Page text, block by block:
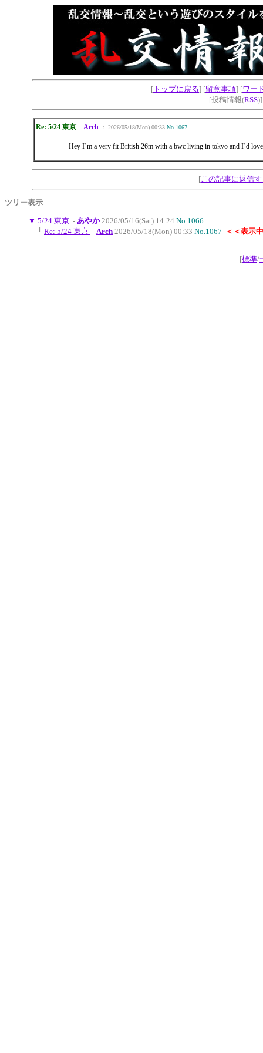
[ トップに戻る] [留意事項] [ワー
[投稿情報(RSS
Re: 5/24 東京 Arch ： 2026/05/18(Mon) 00:33 No.1067
Hey I’m a very fit British 26m with a bwc living in tokyo and I’d
[この記事に返信す
ツリー表示
▼ 5/24 東京 - あやか2026/05/16(Sat) 14:24 No.1066
└Re: 5/24 東京 - Arch 2026/05/18(Mon) 00:33 No.1067 ＜＜表示中
[標準/